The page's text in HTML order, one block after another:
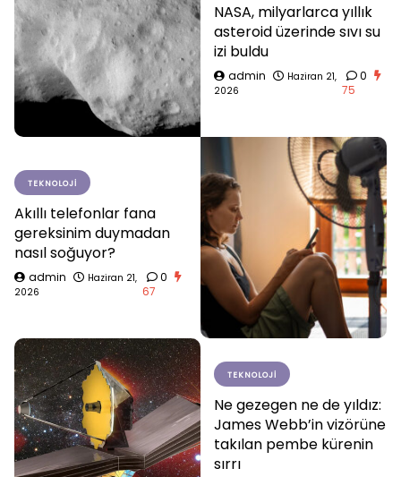
NASA, milyarlarca yıllık
asteroid üzerinde sıvı su
izi buldu
admin
Haziran 21,
2026
0
75
TEKNOLOJI
Akıllı telefonlar fana
gereksinim duymadan
nasıl soğuyor?
admin
Haziran 21,
2026
0
67
TEKNOLOJI
Ne gezegen ne de yıldız:
James Webb’in vizörüne
takılan pembe kürenin
sırrı